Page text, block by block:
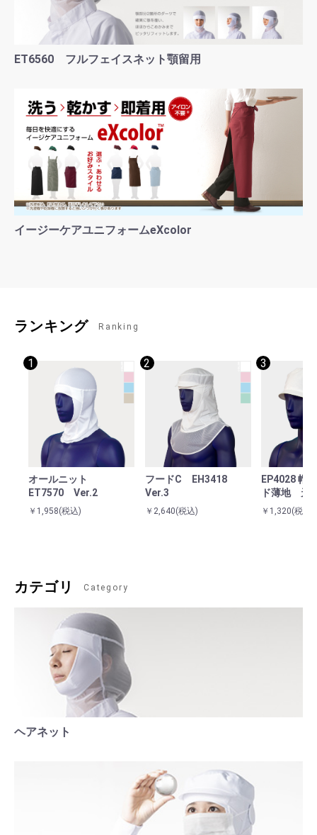
ET6560 フルフェイスネット顎留用
イージーケアユニフォームeXcolor
ランキング Ranking
1
オールニット
ET7570 Ver.2
￥1,958(税込)
2
フードC EH3418
Ver.3
￥2,640(税込)
3
EP4028 帽
ド薄地 天
￥1,320(税込)
カテゴリ Category
ヘアネット